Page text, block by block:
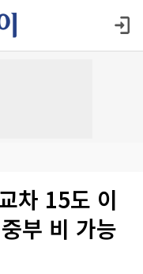
차 15도 이
부 비 가능